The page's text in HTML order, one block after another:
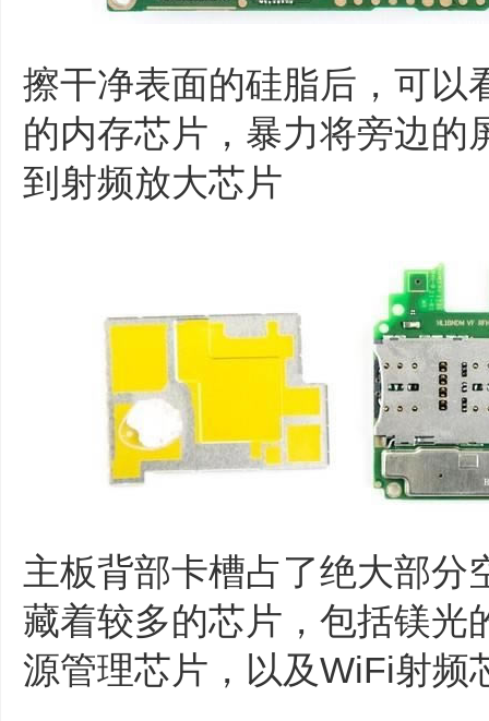
擦干净表面的硅脂后，可以
的内存芯片，暴力将旁边的
到射频放大芯片
主板背部卡槽占了绝大部分
藏着较多的芯片，包括镁光
源管理芯片，以及WiFi射频